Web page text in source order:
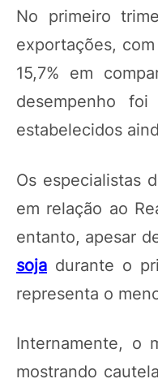
No primeiro
exportações,
15,7% em
desempenho
estabelecidos
Os especialistas
em relação ao
entanto, apesar
soja durante o
representa o
Internamente, o
mostrando